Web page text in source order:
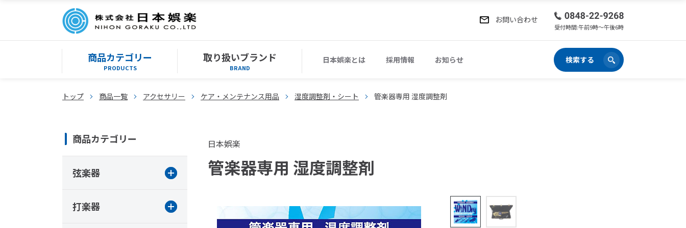
お問い合わせ
受付時間:午前9時〜午後6時
商品カテゴリー
PRODUCTS
取り扱いブランド
BRAND
日本娯楽とは 採用情報 お知らせ 検索する
トップ 商品一覧 アクセサリー ケア・メンテナンス用品 湿度調整剤・シート 管楽器専用 湿度調整剤
日本娯楽
管楽器専用 湿度調整剤
商品カテゴリー
弦楽器
打楽器